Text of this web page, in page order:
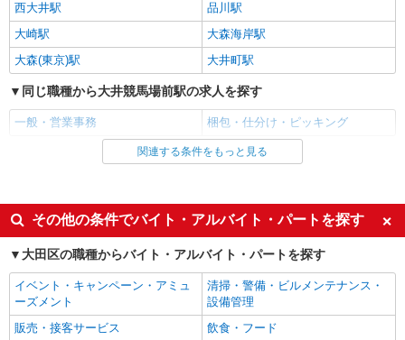
運賃・時間・距離等の事情に照らし最も経済的か
つ合理的と認められる経路及び方法で申請をお願
いします。） ※交通費実費支給／当社規定あり。
東京都大田区平和島
キープ 詳細を見る
西大井駅
品川駅
大崎駅
大森海岸駅
大森(東京)駅
大井町駅
同じ職種から大井競馬場前駅の求人を探す
一般・営業事務 梱包・仕分け・ピッキング
同じ雇用形態から大井競馬場前駅の求人を探す
契約社員
派遣社員
同じ特徴から大井競馬場前駅の求人を探す
入社日応相談
即日勤務OK
履歴書不要
友達と応募OK
職場見学OKまたは説明会あり
未経験歓迎
関連する条件をもっと見る
その他の条件でバイト・アルバイト・パートを探す
大田区の職種からバイト・アルバイト・パートを探す
イベント・キャンペーン・アミュ
ーズメント
清掃・警備・ビルメンテナンス・
設備管理
販売・接客サービス
飲食・フード